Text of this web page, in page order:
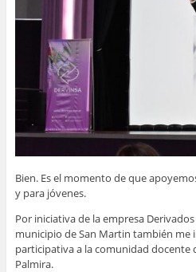
Bien. Es el momento de que
y para jóvenes.
Por iniciativa de la empresa
municipio de San Martin también me
participativa a la comunidad docente
Palmira.